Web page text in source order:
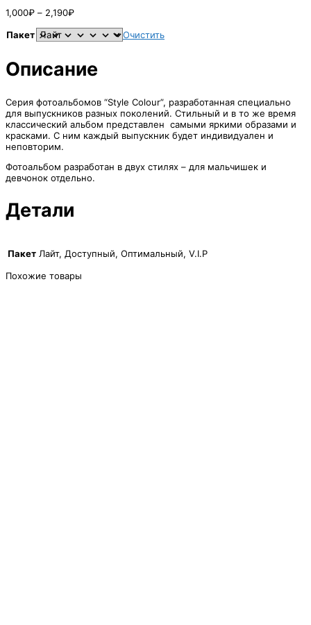
1,000₽ – 2,190₽Диапазон
1,000₽
–
Пакет Очистить
Описание
Серия фотоальбомов “Style Colour”, разработанная специально
для выпускников разных поколений. Стильный и в то же время
классический альбом представлен самыми яркими образами и
красками. С ним каждый выпускник будет индивидуален и
неповторим.
Фотоальбом разработан в двух стилях – для мальчишек и
девчонок отдельно.
Детали
Пакет Лайт, Доступный, Оптимальный, V.I.P
Похожие товары